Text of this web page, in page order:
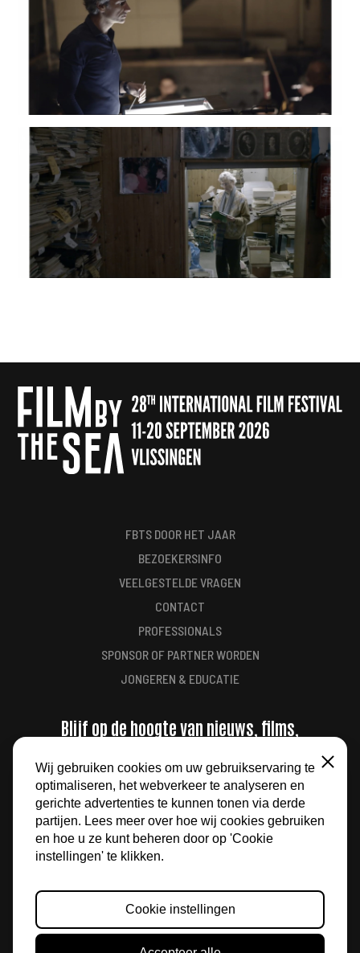
FBTS DOOR HET JAAR
BEZOEKERSINFO
VEELGESTELDE VRAGEN
CONTACT
PROFESSIONALS
SPONSOR OF PARTNER WORDEN
JONGEREN & EDUCATIE
Blijf op de hoogte van nieuws, films,
AANMELDEN
Wij gebruiken cookies om uw gebruikservaring te
optimaliseren, het webverkeer te analyseren en
gerichte advertenties te kunnen tonen via derde
partijen. Lees meer over hoe wij cookies gebruiken
en hoe u ze kunt beheren door op 'Cookie
instellingen' te klikken.
Sluiten
Cookie instellingen